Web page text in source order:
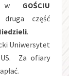
w GOŚCIU
część
.
Uniwersytet
US. Za ofiary